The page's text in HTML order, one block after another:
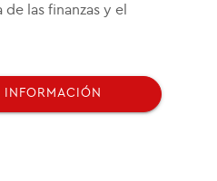
las finanzas y el